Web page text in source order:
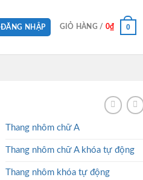
ĐĂNG NHẬP GIỎ HÀNG / 0₫ 0
Thang nhôm chữ A
Thang nhôm chữ A khóa tự động
Thang nhôm khóa tự động